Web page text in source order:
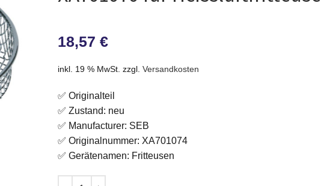
18,57 €
inkl. 19 % MwSt. zzgl. Versandkosten
✅ Originalteil
✅ Zustand: neu
✅ Manufacturer: SEB
✅ Originalnummer: XA701074
✅ Gerätenamen: Fritteusen